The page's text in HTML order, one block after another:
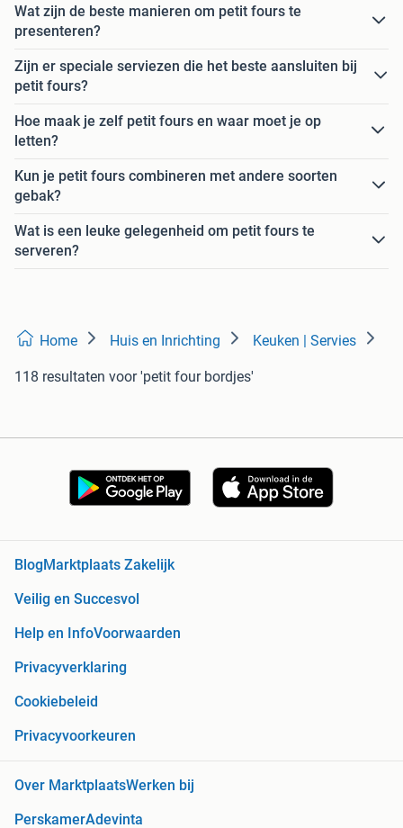
Wat zijn de beste manieren om petit fours te
presenteren?
Zijn er speciale serviezen die het beste aansluiten bij
petit fours?
Hoe maak je zelf petit fours en waar moet je op
letten?
Kun je petit fours combineren met andere soorten
gebak?
Wat is een leuke gelegenheid om petit fours te
serveren?
Home Huis en Inrichting Keuken | Servies
118 resultaten voor 'petit four bordjes'
BlogMarktplaats Zakelijk
Veilig en Succesvol
Help en InfoVoorwaarden
Privacyverklaring
Cookiebeleid
Privacyvoorkeuren
Over MarktplaatsWerken bij
PerskamerAdevinta